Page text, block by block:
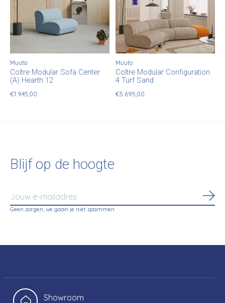
Muuto
Coltre Modular Sofa Center
(A) Hearth 12
€1.945,00
Muuto
Coltre Modular Configuration
4 Turf Sand
€5.695,00
Blijf op de hoogte
Geen zorgen, we gaan je niet spammen
Showroom